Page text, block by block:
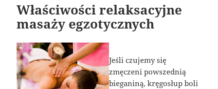
Właściwości relaksacyjne
masaży egzotycznych
Jeśli czujemy się
zmęczeni powszednią
bieganiną, kręgosłup boli